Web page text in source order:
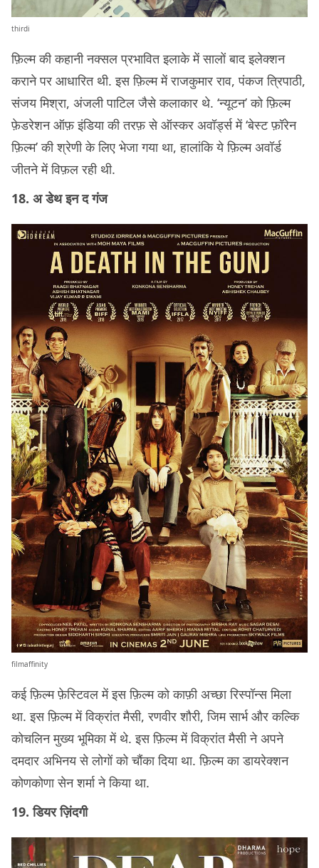
thirdi
फ़िल्‍म की कहानी नक्‍सल प्रभावित इलाके में सालों बाद इलेक्‍शन
कराने पर आधारित थी. इस फ़िल्‍म में राजकुमार राव, पंकज त्रिपाठी,
संजय मिश्रा, अंजली पाटिल जैसे कलाकार थे. ‘न्‍यूटन’ को फ़िल्‍म
फ़ेडरेशन ऑफ़ इंडिया की तरफ़ से ऑस्‍कर अवॉर्ड्स में ‘बेस्‍ट फ़ॉरेन
फ़िल्‍म’ की श्रेणी के लिए भेजा गया था, हालांकि ये फ़िल्म अवॉर्ड
जीतने में विफ़ल रही थी.
18. अ डेथ इन द गंज
filmaffinity
कई फ़िल्म फ़ेस्टिवल में इस फ़िल्म को काफ़ी अच्छा रिस्पॉन्स मिला
था. इस फ़िल्म में विक्रांत मैसी, रणवीर शौरी, जिम सार्भ और कल्कि
कोचलिन मुख्य भूमिका में थे. इस फ़िल्म में विक्रांत मैसी ने अपने
दमदार अभिनय से लोगों को चौंका दिया था. फ़िल्म का डायरेक्शन
कोणकोणा सेन शर्मा ने किया था.
19. डियर ज़िंदगी